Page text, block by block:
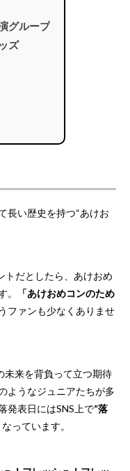
グループ
ズ
長い歴史を持つ“あけお
トだとしたら、あけおめ
。
「あけおめコンのため
ファンも少なくありませ
未来を背負って立つ期待
ようなジュニアたちが多
発表日にはSNS上で“落
っています。